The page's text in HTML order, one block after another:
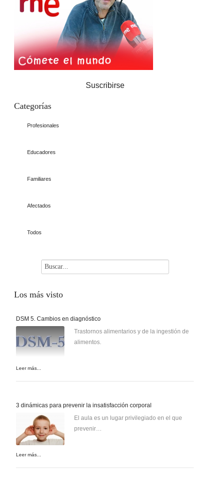
Suscribirse
Categorías
Profesionales
Educadores
Familiares
Afectados
Todos
Los más visto
DSM 5. Cambios en diagnóstico
Trastornos alimentarios y de la ingestión de
alimentos.
Leer más...
3 dinámicas para prevenir la insatisfacción corporal
El aula es un lugar privilegiado en el que
prevenir…
Leer más...